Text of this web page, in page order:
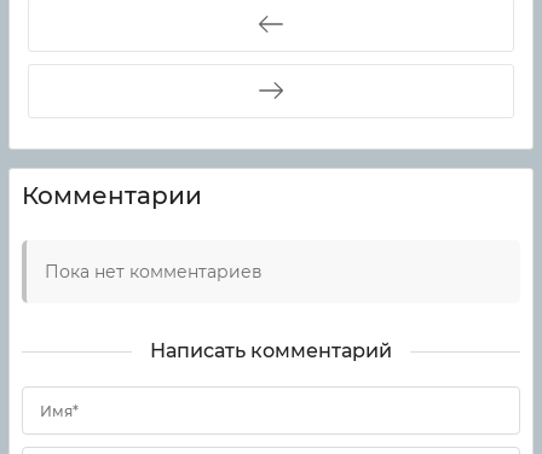
Комментарии
Пока нет комментариев
Написать комментарий
Имя*